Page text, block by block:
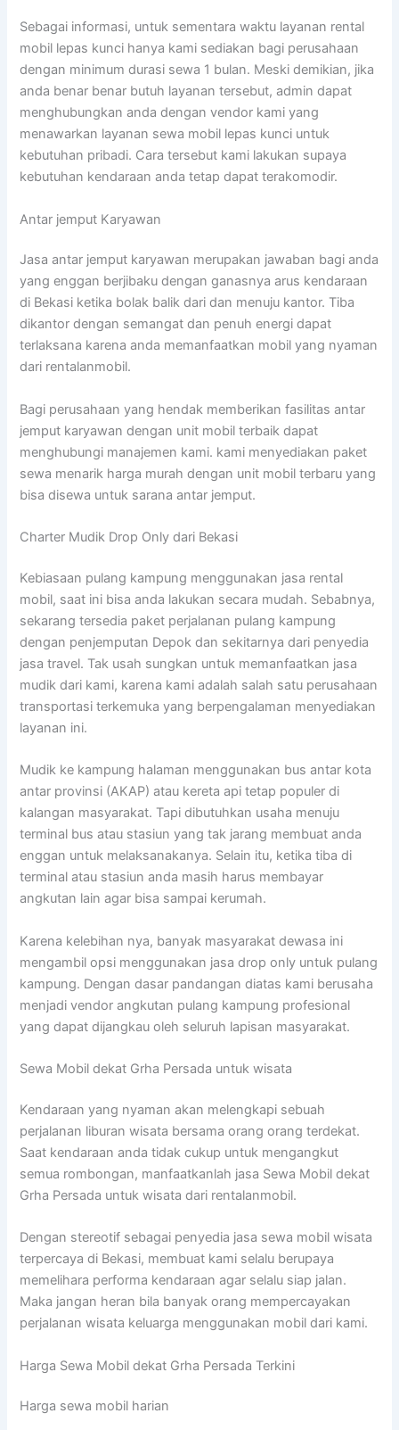
Sebagai informasi, untuk sementara waktu layanan rental
mobil lepas kunci hanya kami sediakan bagi perusahaan
dengan minimum durasi sewa 1 bulan. Meski demikian, jika
anda benar benar butuh layanan tersebut, admin dapat
menghubungkan anda dengan vendor kami yang
menawarkan layanan sewa mobil lepas kunci untuk
kebutuhan pribadi. Cara tersebut kami lakukan supaya
kebutuhan kendaraan anda tetap dapat terakomodir.
Antar jemput Karyawan
Jasa antar jemput karyawan merupakan jawaban bagi anda
yang enggan berjibaku dengan ganasnya arus kendaraan
di Bekasi ketika bolak balik dari dan menuju kantor. Tiba
dikantor dengan semangat dan penuh energi dapat
terlaksana karena anda memanfaatkan mobil yang nyaman
dari rentalanmobil.
Bagi perusahaan yang hendak memberikan fasilitas antar
jemput karyawan dengan unit mobil terbaik dapat
menghubungi manajemen kami. kami menyediakan paket
sewa menarik harga murah dengan unit mobil terbaru yang
bisa disewa untuk sarana antar jemput.
Charter Mudik Drop Only dari Bekasi
Kebiasaan pulang kampung menggunakan jasa rental
mobil, saat ini bisa anda lakukan secara mudah. Sebabnya,
sekarang tersedia paket perjalanan pulang kampung
dengan penjemputan Depok dan sekitarnya dari penyedia
jasa travel. Tak usah sungkan untuk memanfaatkan jasa
mudik dari kami, karena kami adalah salah satu perusahaan
transportasi terkemuka yang berpengalaman menyediakan
layanan ini.
Mudik ke kampung halaman menggunakan bus antar kota
antar provinsi (AKAP) atau kereta api tetap populer di
kalangan masyarakat. Tapi dibutuhkan usaha menuju
terminal bus atau stasiun yang tak jarang membuat anda
enggan untuk melaksanakanya. Selain itu, ketika tiba di
terminal atau stasiun anda masih harus membayar
angkutan lain agar bisa sampai kerumah.
Karena kelebihan nya, banyak masyarakat dewasa ini
mengambil opsi menggunakan jasa drop only untuk pulang
kampung. Dengan dasar pandangan diatas kami berusaha
menjadi vendor angkutan pulang kampung profesional
yang dapat dijangkau oleh seluruh lapisan masyarakat.
Sewa Mobil dekat Grha Persada untuk wisata
Kendaraan yang nyaman akan melengkapi sebuah
perjalanan liburan wisata bersama orang orang terdekat.
Saat kendaraan anda tidak cukup untuk mengangkut
semua rombongan, manfaatkanlah jasa Sewa Mobil dekat
Grha Persada untuk wisata dari rentalanmobil.
Dengan stereotif sebagai penyedia jasa sewa mobil wisata
terpercaya di Bekasi, membuat kami selalu berupaya
memelihara performa kendaraan agar selalu siap jalan.
Maka jangan heran bila banyak orang mempercayakan
perjalanan wisata keluarga menggunakan mobil dari kami.
Harga Sewa Mobil dekat Grha Persada Terkini
Harga sewa mobil harian